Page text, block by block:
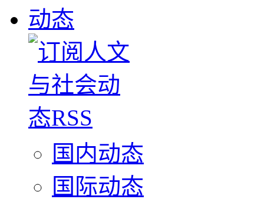
动态
国内动态
国际动态